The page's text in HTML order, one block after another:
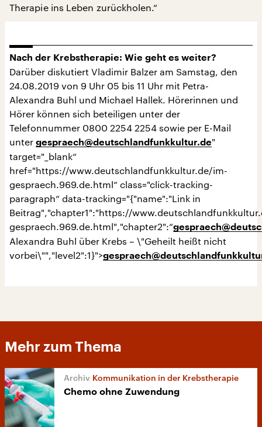
Therapie ins Leben zurückholen.“
Nach der Krebstherapie: Wie geht es weiter?
Darüber diskutiert Vladimir Balzer am Samstag, den
24.08.2019 von 9 Uhr 05 bis 11 Uhr mit Petra-
Alexandra Buhl und Michael Hallek. Hörerinnen und
Hörer können sich beteiligen unter der
Telefonnummer 0800 2254 2254 sowie per E-Mail
unter gespraech@deutschlandfunkkultur.de"
target="_blank“
href="https://www.deutschlandfunkkultur.de/im-
gespraech.969.de.html“ class="click-tracking-
paragraph“ data-tracking="{"name":"Link in
Beitrag","chapter1":"https://
gespraech.969.de.html","chapter2":“
Alexandra Buhl über Krebs – \"Geheilt heißt nicht
vorbei\"","level2":1}">
Mehr zum Thema
Kommunikation in der Krebstherapie
Chemo ohne Zuwendung